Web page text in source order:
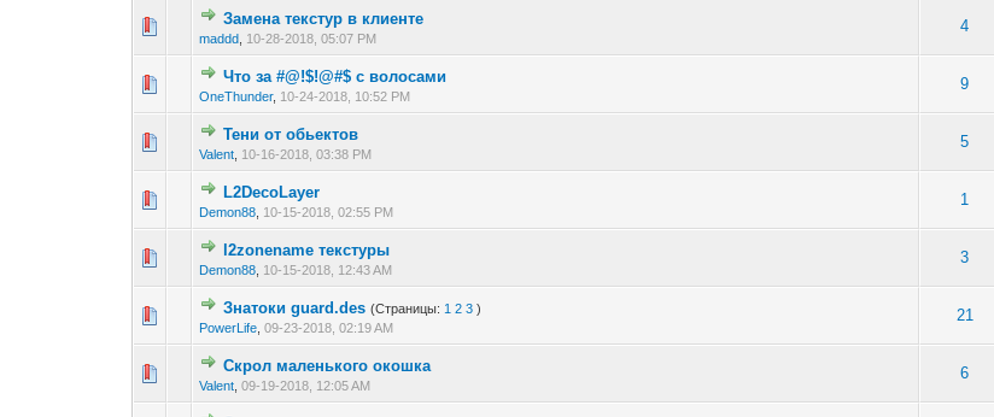
Замена текстур в клиенте
maddd 10-28-2018, 05:07 PM
4
0 голос(ов) - 0 из 5 в среднем
Что за #@!$!@#$ с волосами
OneThunder, 10-24-2018, 10:52 PM
9
0 голос(ов) - 0 из 5 в среднем
Тени от обьектов
Valent 10-16-2018, 03:38 PM
5
L2DecoLayer
Demon88 10-15-2018, 02:55 PM
1
l2zonename текстуры
Demon88 10-15-2018, 12:43 AM
3
Знатоки guard.des (Страницы: 1 2 3 )
PowerLife ,09-23-2018, 02:19 AM
21
0 голос(ов) - 0 из 5 в среднем
Скрол маленького окошка
Valent ,09-19-2018, 12:05 AM
6
0 голос(ов) - 0 из 5 в среднем